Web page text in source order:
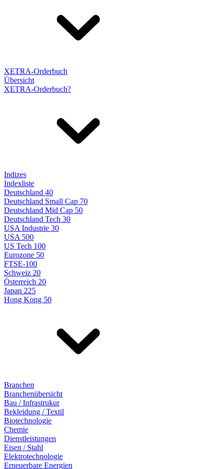
XETRA-Orderbuch
Übersicht
XETRA-Orderbuch?
Indizes
Indexliste
Deutschland 40
Deutschland Small Cap 70
Deutschland Mid Cap 50
Deutschland Tech 30
USA Industrie 30
USA 500
US Tech 100
Eurozone 50
FTSE-100
Schweiz 20
Österreich 20
Japan 225
Hong Kong 50
Branchen
Branchenübersicht
Bau / Infrastrukur
Bekleidung / Textil
Biotechnologie
Chemie
Dienstleistungen
Eisen / Stahl
Elektrotechnologie
Erneuerbare Energien